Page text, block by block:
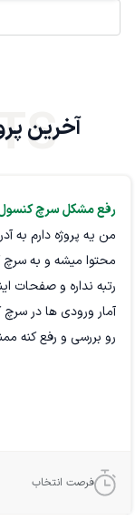
آخرین
رفع مشکل سرچ
محتوا میشه و به
آمار ورودی ها در
رو بررسی و رفع کنه
فرصت انتخاب